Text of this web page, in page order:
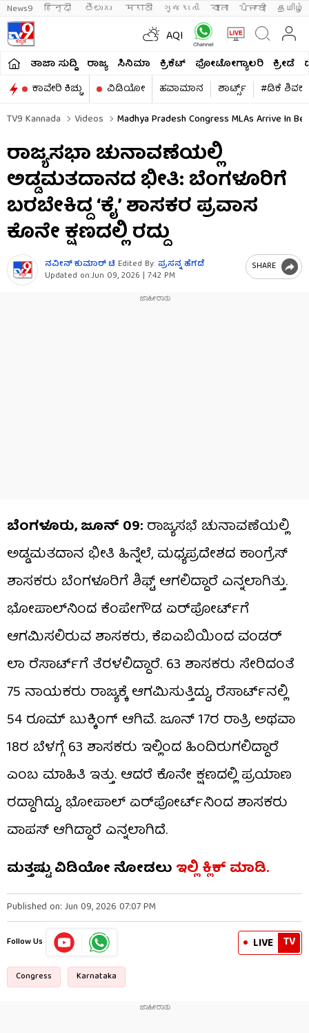
News9 हिन्दी తెలుగు मराठी ગુજરાતી বাংলা ਪੰਜਾਬੀ தமிழ்
AQI
ತಾಜಾ ಸುದ್ದಿ ರಾಜ್ಯ ಸಿನಿಮಾ ಕ್ರಿಕೆಟ್​ ಫೋಟೋಗ್ಯಾಲರಿ ಕ್ರೀಡೆ
ಕಾವೇರಿ ಕಿಚ್ಚು
ವಿಡಿಯೋ ಹವಾಮಾನ ಶಾರ್ಟ್ಸ್​
#ಡಿಕೆ
TV9 Kannada
Videos Madhya Pradesh Congress MLAs Arrive In
ರಾಜ್ಯಸಭಾ ಚುನಾವಣೆಯಲ್ಲಿ
ಅಡ್ಡಮತದಾನದ ಭೀತಿ: ಬೆಂಗಳೂರಿಗೆ
ಬರಬೇಕಿದ್ದ ‘ಕೈ’ ಶಾಸಕರ ಪ್ರವಾಸ
ಕೊನೇ ಕ್ಷಣದಲ್ಲಿ ರದ್ದು
ನವೀನ್ ಕುಮಾರ್ ಟಿ Edited By: ಪ್ರಸನ್ನ ಹೆಗಡೆ
Updated on:Jun 09, 2026 | 7:42 PM
SHARE
ಬೆಂಗಳೂರು, ಜೂನ್​​ 09:ರಾಜ್ಯಸಭೆ ಚುನಾವಣೆಯಲ್ಲಿ
ಅಡ್ಡಮತದಾನ ಭೀತಿ ಹಿನ್ನೆಲೆ, ಮಧ್ಯಪ್ರದೇಶದ ಕಾಂಗ್ರೆಸ್
ಶಾಸಕರು ಬೆಂಗಳೂರಿಗೆ ಶಿಫ್ಟ್ ಆಗಲಿದ್ದಾರೆ ಎನ್ನಲಾಗಿತ್ತು.
ಭೋಪಾಲ್​ನಿಂದ ಕೆಂಪೇಗೌಡ ಏರ್​ಪೋರ್ಟ್​ಗೆ
ಆಗಮಿಸಲಿರುವ ಶಾಸಕರು, ಕೆಐಎಬಿಯಿಂದ ವಂಡರ್​
ಲಾ ರೆಸಾರ್ಟ್​​ಗೆ ತೆರಳಲಿದ್ದಾರೆ. 63 ಶಾಸಕರು ಸೇರಿದಂತೆ
75 ನಾಯಕರು ರಾಜ್ಯಕ್ಕೆ ಆಗಮಿಸುತ್ತಿದ್ದು, ರೆಸಾರ್ಟ್​ನಲ್ಲಿ
54 ರೂಮ್ ಬುಕ್ಕಿಂಗ್ ಆಗಿವೆ. ಜೂನ್ 17ರ ರಾತ್ರಿ ಅಥವಾ
18ರ ಬೆಳಗ್ಗೆ 63 ಶಾಸಕರು ಇಲ್ಲಿಂದ ಹಿಂದಿರುಗಲಿದ್ದಾರೆ
ಎಂಬ ಮಾಹಿತಿ ಇತ್ತು. ಆದರೆ ಕೊನೇ ಕ್ಷಣದಲ್ಲಿ ಪ್ರಯಾಣ
ರದ್ದಾಗಿದ್ದು, ಭೋಪಾಲ್​ ಏರ್​ಪೋರ್ಟ್​ನಿಂದ ಶಾಸಕರು
ವಾಪಸ್​​ ಆಗಿದ್ದಾರೆ ಎನ್ನಲಾಗಿದೆ.
ಮತ್ತಷ್ಟು ವಿಡಿಯೋ ನೋಡಲು ಇಲ್ಲಿ ಕ್ಲಿಕ್​​ ಮಾಡಿ.
Published on: Jun 09, 2026 07:07 PM
Follow Us LIVE TV
Congress Karnataka